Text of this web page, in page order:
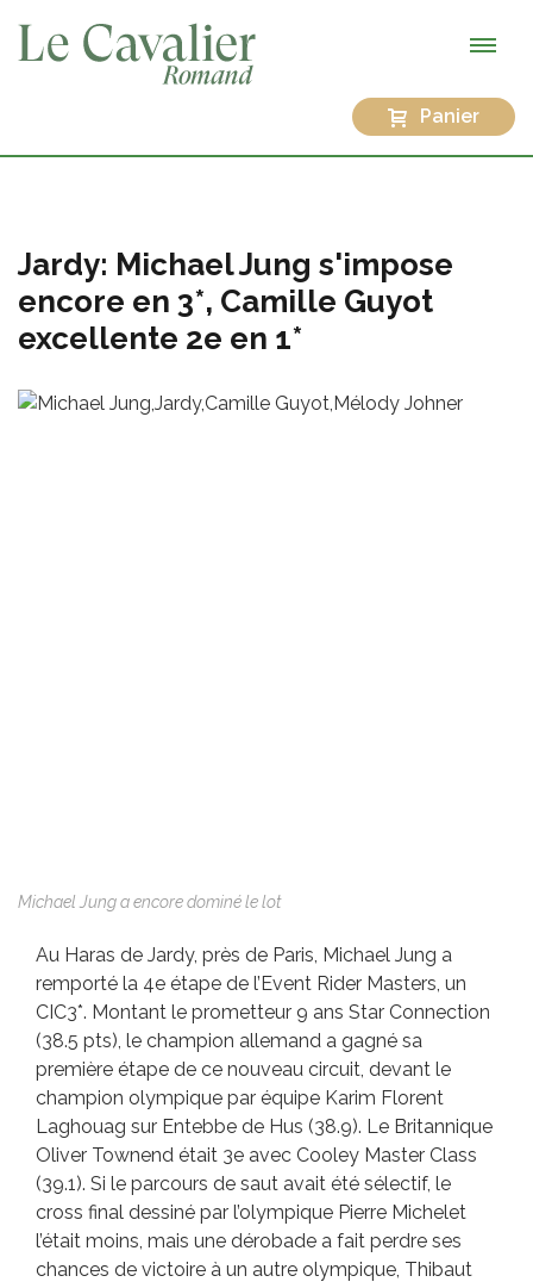
Panier
Jardy: Michael Jung s'impose
encore en 3*, Camille Guyot
excellente 2e en 1*
Michael Jung a encore dominé le lot
Au Haras de Jardy, près de Paris, Michael Jung a
remporté la 4e étape de l’Event Rider Masters, un
CIC3*. Montant le prometteur 9 ans Star Connection
(38.5 pts), le champion allemand a gagné sa
première étape de ce nouveau circuit, devant le
champion olympique par équipe Karim Florent
Laghouag sur Entebbe de Hus (38.9). Le Britannique
Oliver Townend était 3e avec Cooley Master Class
(39.1). Si le parcours de saut avait été sélectif, le
cross final dessiné par l’olympique Pierre Michelet
l’était moins, mais une dérobade a fait perdre ses
chances de victoire à un autre olympique, Thibaut